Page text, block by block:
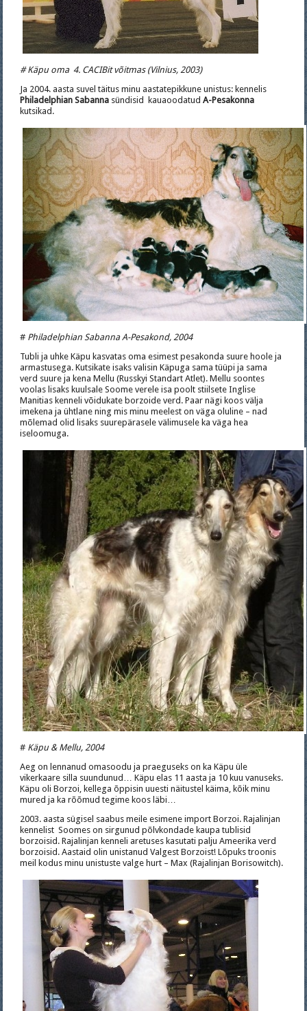
# Käpu oma 4. CACIBit võitmas (Vilnius, 2003)
Ja 2004. aasta suvel täitus minu aastatepikkune unistus: kennelis
Philadelphian Sabanna sündisid kauaoodatud A-Pesakonna
kutsikad.
# Philadelphian Sabanna A-Pesakond, 2004
Tubli ja uhke Käpu kasvatas oma esimest pesakonda suure hoole ja
armastusega. Kutsikate isaks valisin Käpuga sama tüüpi ja sama
verd suure ja kena Mellu (Russkyi Standart Atlet). Mellu soontes
voolas lisaks kuulsale Soome verele isa poolt stiilsete Inglise
Manitias kenneli võidukate borzoide verd. Paar nägi koos välja
imekena ja ühtlane ning mis minu meelest on väga oluline – nad
mõlemad olid lisaks suurepärasele välimusele ka väga hea
iseloomuga.
# Käpu & Mellu, 2004
Aeg on lennanud omasoodu ja praeguseks on ka Käpu üle
vikerkaare silla suundunud… Käpu elas 11 aasta ja 10 kuu vanuseks.
Käpu oli Borzoi, kellega õppisin uuesti näitustel käima, kõik minu
mured ja ka rõõmud tegime koos läbi…
2003. aasta sügisel saabus meile esimene import Borzoi. Rajalinjan
kennelist Soomes on sirgunud põlvkondade kaupa tublisid
borzoisid. Rajalinjan kenneli aretuses kasutati palju Ameerika verd
borzoisid. Aastaid olin unistanud Valgest Borzoist! Lõpuks troonis
meil kodus minu unistuste valge hurt – Max (Rajalinjan Borisowitch).